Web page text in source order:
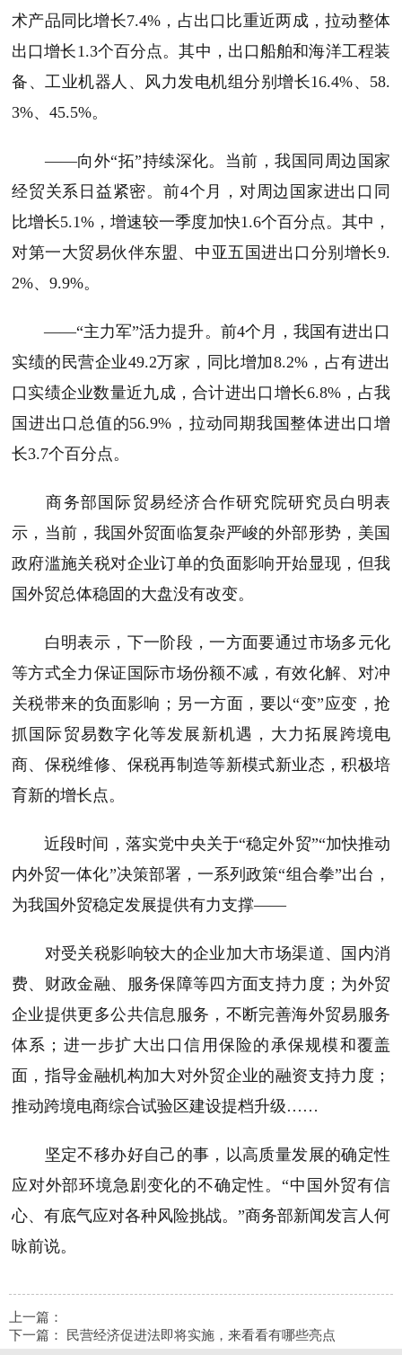
术产品同比增长7.4%，占出口比重近两成，拉动整体
出口增长1.3个百分点。其中，出口船舶和海洋工程装
备、工业机器人、风力发电机组分别增长16.4%、58.
3%、45.5%。
——向外“拓”持续深化。当前，我国同周边国家
经贸关系日益紧密。前4个月，对周边国家进出口同
比增长5.1%，增速较一季度加快1.6个百分点。其中，
对第一大贸易伙伴东盟、中亚五国进出口分别增长9.
2%、9.9%。
——“主力军”活力提升。前4个月，我国有进出口
实绩的民营企业49.2万家，同比增加8.2%，占有进出
口实绩企业数量近九成，合计进出口增长6.8%，占我
国进出口总值的56.9%，拉动同期我国整体进出口增
长3.7个百分点。
商务部国际贸易经济合作研究院研究员白明表
示，当前，我国外贸面临复杂严峻的外部形势，美国
政府滥施关税对企业订单的负面影响开始显现，但我
国外贸总体稳固的大盘没有改变。
白明表示，下一阶段，一方面要通过市场多元化
等方式全力保证国际市场份额不减，有效化解、对冲
关税带来的负面影响；另一方面，要以“变”应变，抢
抓国际贸易数字化等发展新机遇，大力拓展跨境电
商、保税维修、保税再制造等新模式新业态，积极培
育新的增长点。
近段时间，落实党中央关于“稳定外贸”“加快推动
内外贸一体化”决策部署，一系列政策“组合拳”出台，
为我国外贸稳定发展提供有力支撑——
对受关税影响较大的企业加大市场渠道、国内消
费、财政金融、服务保障等四方面支持力度；为外贸
企业提供更多公共信息服务，不断完善海外贸易服务
体系；进一步扩大出口信用保险的承保规模和覆盖
面，指导金融机构加大对外贸企业的融资支持力度；
推动跨境电商综合试验区建设提档升级……
坚定不移办好自己的事，以高质量发展的确定性
应对外部环境急剧变化的不确定性。“中国外贸有信
心、有底气应对各种风险挑战。”商务部新闻发言人何
咏前说。
上一篇：
下一篇：
民营经济促进法即将实施，来看看有哪些亮点